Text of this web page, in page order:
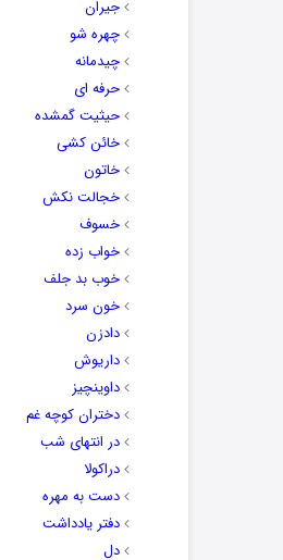
جیران
چهره شو
چیدمانه
حرفه ای
حیثیت گمشده
خائن کشی
خاتون
خجالت نکش
خسوف
خواب زده
خوب بد جلف
خون سرد
دادزن
داریوش
داوینچیز
دختران کوچه غم
در انتهای شب
دراکولا
دست به مهره
دفتر یادداشت
دل